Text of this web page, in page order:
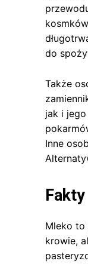
do
Także
jak i
Inne
Mleko to
krowie,